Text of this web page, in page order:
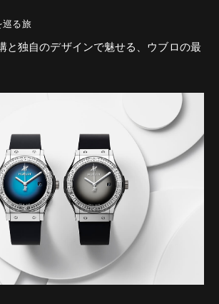
巡る旅
と独自のデザインで魅せる、ウブロの最